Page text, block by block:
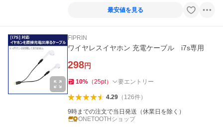
最安値を見る
FIPRIN
ワイヤレスイヤホン 充電ケーブル i7s専用
298円
10% （25pt） 要エントリー
4.29（ 126件）
9時までの注文で当日発送（休業日を除く）
ONETOOTHショップ